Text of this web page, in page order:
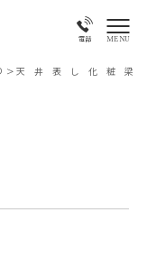
電話 MENU
> 天 井 表 し 化 粧 梁